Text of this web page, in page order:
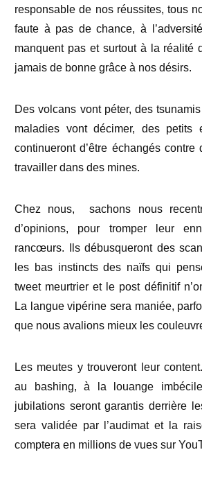
responsable de nos réussites, tous
faute à pas de chance, à
manquent pas et surtout à la réalité
jamais de bonne grâce à nos désirs.
Des volcans vont péter, des
maladies vont décimer, des petits
continueront d’être échangés
travailler dans des mines.
Chez nous, sachons nous
d’opinions, pour tromper leur
rancœurs. Ils débusqueront des
les bas instincts des naïfs qui
tweet meurtrier et le post définitif
La langue vipérine sera maniée,
que nous avalions mieux les
Les meutes y trouveront leur
au bashing, à la louange
jubilations seront garantis derrière
sera validée par l’audimat et la
comptera en millions de vues sur